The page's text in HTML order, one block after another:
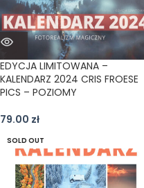
EDYCJA LIMITOWANA –
KALENDARZ 2024 CRIS FROESE
PICS – POZIOMY
79.00 zł
SOLD OUT